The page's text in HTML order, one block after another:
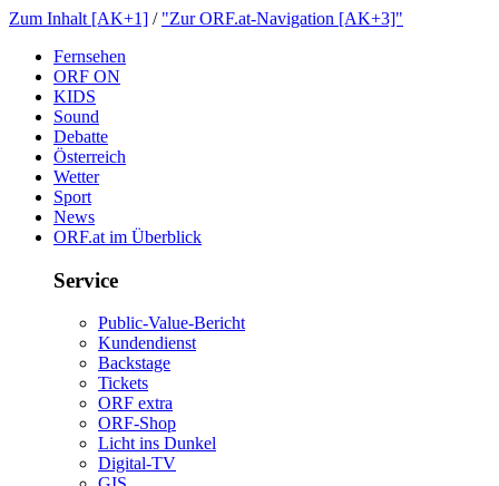
ZumInhalt[AK+1] / "ZurORF.at-Navigation[AK+3]"
Fernsehen
ORFON
KIDS
Sound
Debatte
Österreich
Wetter
Sport
News
ORF.atimÜberblick
Service
Public-Value-Bericht
Kundendienst
Backstage
Tickets
ORFextra
ORF-Shop
LichtinsDunkel
Digital-TV